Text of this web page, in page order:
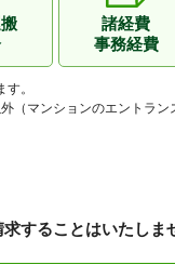
諸経費
事務経費
。
（マンションのエントラン
することはいたしま